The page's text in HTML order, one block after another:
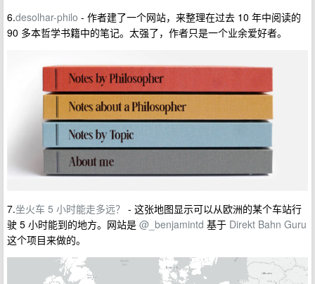
6.desolhar-philo - 作者建了一个网站，来整理在过去 10 年中阅读的
90 多本哲学书籍中的笔记。太强了，作者只是一个业余爱好者。
7.坐火车 5 小时能走多远？ - 这张地图显示可以从欧洲的某个车站行
驶 5 小时能到的地方。网站是 @_benjamintd 基于 Direkt Bahn Guru
这个项目来做的。